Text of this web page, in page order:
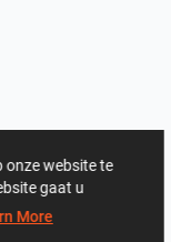
onze website te
gaat u
More